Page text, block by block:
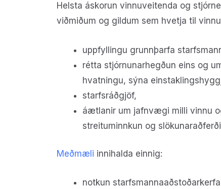
Helsta áskorun vinnuveitenda og
viðmiðum og gildum sem hvetja til
uppfyllingu grunnþarfa
rétta stjórnunarhegðun eins og
hvatningu, sýna
starfsráðgjöf,
áætlanir um jafnvægi milli vinnu
streituminnkun og
Meðmæli innihalda einnig:
notkun